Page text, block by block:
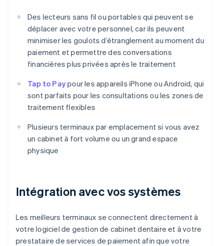
Des lecteurs sans fil ou portables qui peuvent se
déplacer avec votre personnel, car ils peuvent
minimiser les goulots d’étranglement au moment du
paiement et permettre des conversations
financières plus privées après le traitement
Tap to Paypour les appareils iPhone ou Android, qui
sont parfaits pour les consultations ou les zones de
traitement flexibles
Plusieurs terminaux par emplacement si vous avez
un cabinet à fort volume ou un grand espace
physique
Intégration avec vos systèmes
Les meilleurs terminaux se connectent directement à
votre logiciel de gestion de cabinet dentaire et à votre
prestataire de services de paiement afin que votre